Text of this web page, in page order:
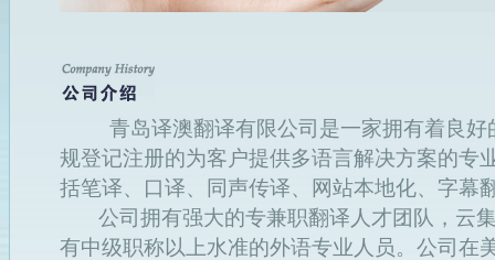
青岛译澳翻译有限公司是一家拥有着良好
规登记注册的为客户提供多语言解决方案的专
括笔译、口译、同声传译、网站本地化、字幕
公司拥有强大的专兼职翻译人才团队，云
有中级职称以上水准的外语专业人员。公司在